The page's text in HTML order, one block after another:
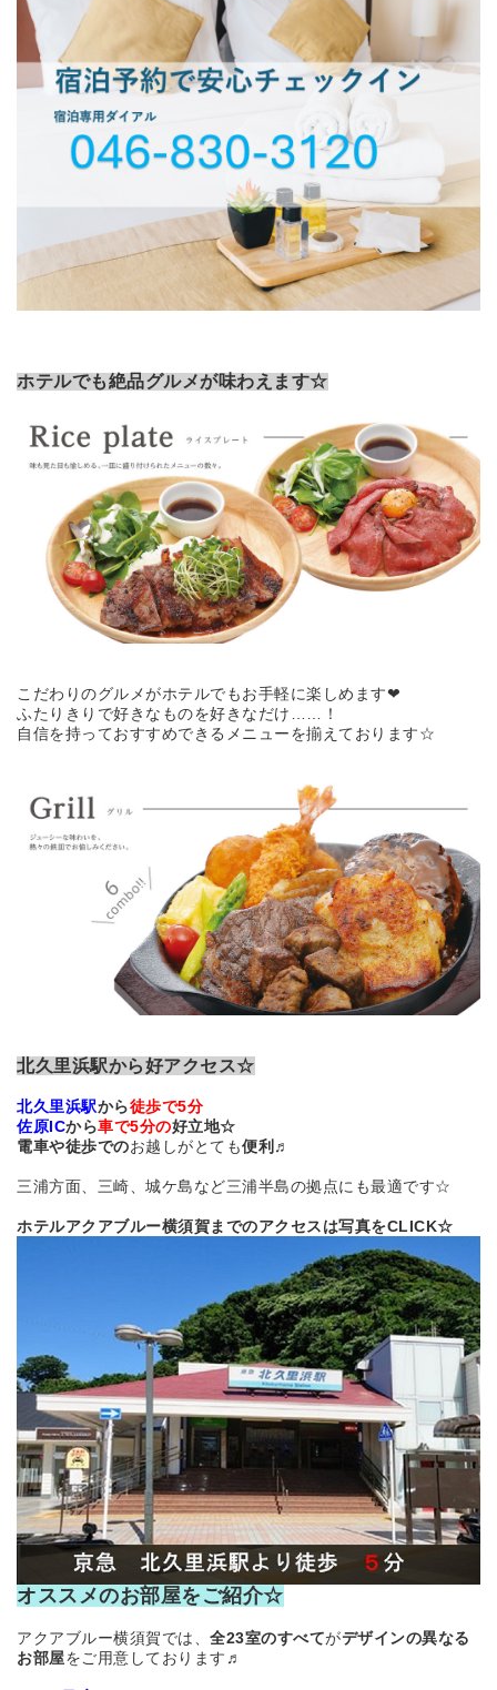
ホテルでも絶品グルメが味わえます☆
こだわりのグルメがホテルでもお手軽に楽しめます❤
ふたりきりで好きなものを好きなだけ……！
自信を持っておすすめできるメニューを揃えております☆
北久里浜駅から好アクセス☆
北久里浜駅から徒歩で5分
佐原ICから車で5分の好立地☆
電車や徒歩でのお越しがとても便利♬
三浦方面、三崎、城ケ島など三浦半島の拠点にも最適です☆
ホテルアクアブルー横須賀までのアクセスは写真をCLICK☆
オススメのお部屋をご紹介☆
アクアブルー横須賀では、 全23室のすべてがデザインの異なる
お部屋をご用意しております♬